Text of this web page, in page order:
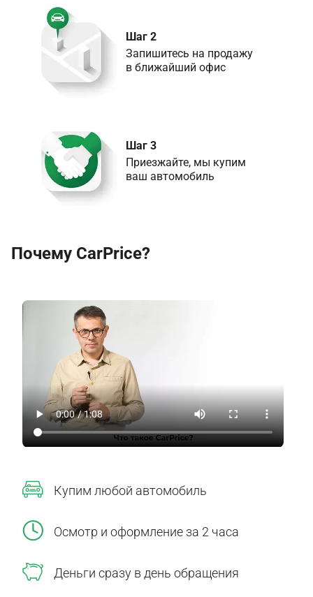
Шаг 2
Запишитесь на продажу
в ближайший офис
Шаг 3
Приезжайте, мы купим
ваш автомобиль
Почему CarPrice?
Купим любой автомобиль
Осмотр и оформление за 2 часа
Деньги сразу в день обращения